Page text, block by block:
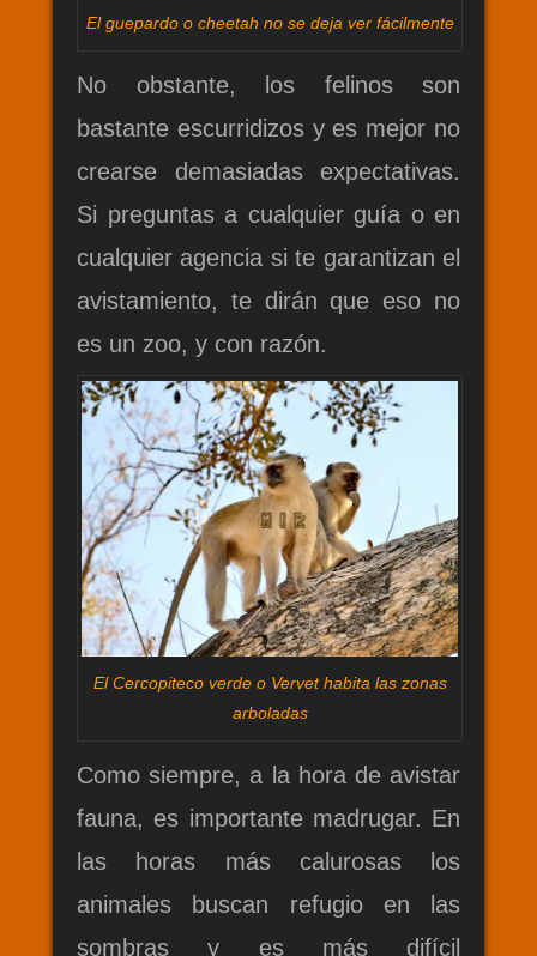
El guepardo o cheetah no se deja ver fácilmente
No obstante, los felinos son
bastante escurridizos y es mejor no
crearse demasiadas expectativas.
Si preguntas a cualquier guía o en
cualquier agencia si te garantizan el
avistamiento, te dirán que eso no
es un zoo, y con razón.
El Cercopiteco verde o Vervet habita las zonas
arboladas
Como siempre, a la hora de avistar
fauna, es importante madrugar. En
las horas más calurosas los
animales buscan refugio en las
sombras y es más difícil